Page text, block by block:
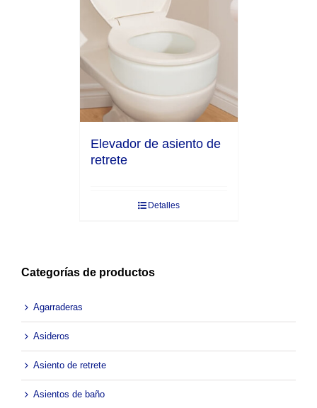
Elevador de asiento de
retrete
Detalles
Categorías de productos
Agarraderas
Asideros
Asiento de retrete
Asientos de baño